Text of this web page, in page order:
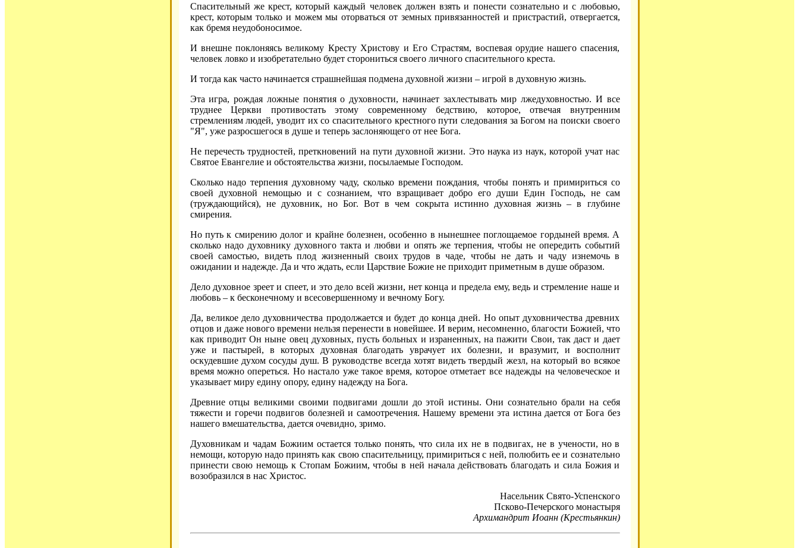
Спасительный же крест, который каждый человек должен взять и понести сознательно и с любовью,
крест, которым только и можем мы оторваться от земных привязанностей и пристрастий, отвергается,
как бремя неудобоносимое.
И внешне поклоняясь великому Кресту Христову и Его Страстям, воспевая орудие нашего спасения,
человек ловко и изобретательно будет сторониться своего личного спасительного креста.
И тогда как часто начинается страшнейшая подмена духовной жизни – игрой в духовную жизнь.
Эта игра, рождая ложные понятия о духовности, начинает захлестывать мир лжедуховностью. И все
труднее Церкви противостать этому современному бедствию, которое, отвечая внутренним
стремлениям людей, уводит их со спасительного крестного пути следования за Богом на поиски своего
"Я", уже разросшегося в душе и теперь заслоняющего от нее Бога.
Не перечесть трудностей, преткновений на пути духовной жизни. Это наука из наук, которой учат нас
Святое Евангелие и обстоятельства жизни, посылаемые Господом.
Сколько надо терпения духовному чаду, сколько времени пождания, чтобы понять и примириться со
своей духовной немощью и с сознанием, что взращивает добро его души Един Господь, не сам
(труждающийся), не духовник, но Бог. Вот в чем сокрыта истинно духовная жизнь – в глубине
смирения.
Но путь к смирению долог и крайне болезнен, особенно в нынешнее поглощаемое гордыней время. А
сколько надо духовнику духовного такта и любви и опять же терпения, чтобы не опередить событий
своей самостью, видеть плод жизненный своих трудов в чаде, чтобы не дать и чаду изнемочь в
ожидании и надежде. Да и что ждать, если Царствие Божие не приходит приметным в душе образом.
Дело духовное зреет и спеет, и это дело всей жизни, нет конца и предела ему, ведь и стремление наше и
любовь – к бесконечному и всесовершенному и вечному Богу.
Да, великое дело духовничества продолжается и будет до конца дней. Но опыт духовничества древних
отцов и даже нового времени нельзя перенести в новейшее. И верим, несомненно, благости Божией, что
как приводит Он ныне овец духовных, пусть больных и израненных, на пажити Свои, так даст и дает
уже и пастырей, в которых духовная благодать уврачует их болезни, и вразумит, и восполнит
оскудевшие духом сосуды душ. В руководстве всегда хотят видеть твердый жезл, на который во всякое
время можно опереться. Но настало уже такое время, которое отметает все надежды на человеческое и
указывает миру едину опору, едину надежду на Бога.
Древние отцы великими своими подвигами дошли до этой истины. Они сознательно брали на себя
тяжести и горечи подвигов болезней и самоотречения. Нашему времени эта истина дается от Бога без
нашего вмешательства, дается очевидно, зримо.
Духовникам и чадам Божиим остается только понять, что сила их не в подвигах, не в учености, но в
немощи, которую надо принять как свою спасительницу, примириться с ней, полюбить ее и сознательно
принести свою немощь к Стопам Божиим, чтобы в ней начала действовать благодать и сила Божия и
возобразился в нас Христос.
Насельник Свято-Успенского
Псково-Печерского монастыря
Архимандрит Иоанн (Крестьянкин)